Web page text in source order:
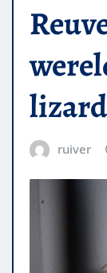
ruiver